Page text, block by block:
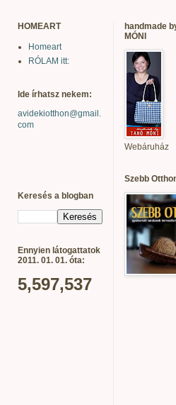
HOMEART
Homeart
RÓLAM itt:
Ide írhatsz nekem:
avidekiotthon@gmail.
com
Keresés a blogban
Ennyien látogattatok
2011. 01. 01. óta:
5,597,537
handmade
MÓNI
Webáruház
Szebb